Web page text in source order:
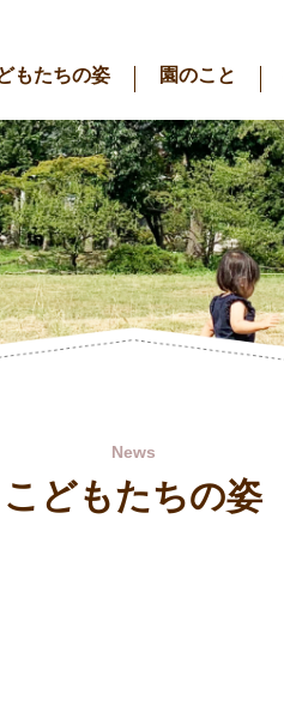
もたちの姿 園のこと
News
こどもたちの姿